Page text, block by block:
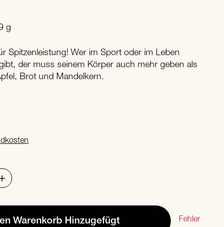
g
Spitzenleistung! Wer im Sport oder im Leben
der muss seinem Körper auch mehr geben als
Brot und Mandelkern.
Warenkorb Hinzugefügt Fehler